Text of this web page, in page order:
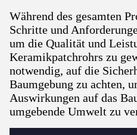
Während des gesamten
Schritte und
um die Qualität und
Keramikpatchrohrs zu
notwendig, auf die
Baumgebung zu achten,
Auswirkungen auf das
umgebende Umwelt zu